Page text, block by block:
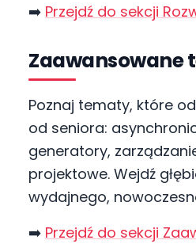
➡️ Przejdź do sekcji
Zaawansowane
Poznaj tematy, które
od seniora:
generatory,
projektowe. Wejdź
wydajnego,
➡️ Przejdź do sekcji